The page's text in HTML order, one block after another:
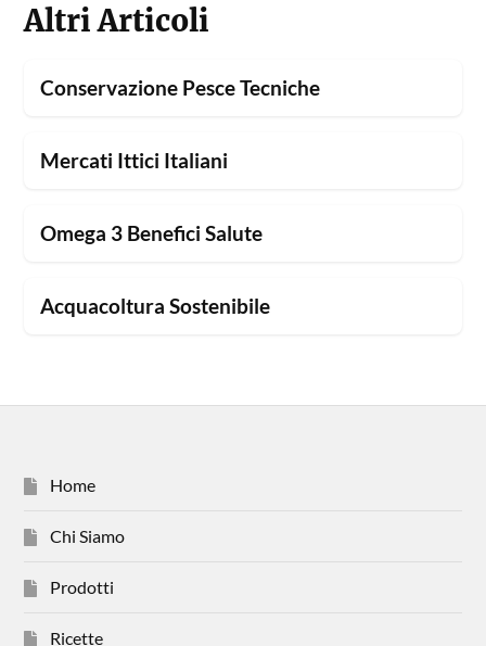
Altri Articoli
Conservazione Pesce Tecniche
Mercati Ittici Italiani
Omega 3 Benefici Salute
Acquacoltura Sostenibile
Home
Chi Siamo
Prodotti
Ricette